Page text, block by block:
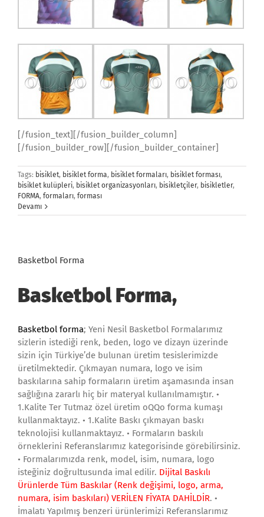
[/fusion_text][/fusion_builder_column]
[/fusion_builder_row][/fusion_builder_container]
Tags: bisiklet, bisiklet forma, bisiklet formaları, bisiklet forması,
bisiklet kulüpleri, bisiklet organizasyonları, bisikletçiler, bisikletler,
FORMA, formaları, forması
Devamı
Basketbol Forma
Basketbol Forma,
Basketbol forma; Yeni Nesil Basketbol Formalarımız
sizlerin istediği renk, beden, logo ve dizayn üzerinde
sizin için Türkiye’de bulunan üretim tesislerimizde
üretilmektedir. Çıkmayan numara, logo ve isim
baskılarına sahip formaların üretim aşamasında insan
sağlığına zararlı hiç bir materyal kullanılmamıştır. •
1.Kalite Ter Tutmaz özel üretim oQQo forma kumaşı
kullanmaktayız. • 1.Kalite Baskı çıkmayan baskı
teknolojisi kullanmaktayız. • Formaların baskılı
örneklerini Referanslarımız kategorisinde görebilirsiniz.
• Formalarımızda renk, model, isim, numara, logo
isteğiniz doğrultusunda imal edilir. Dijital Baskılı
Ürünlerde Tüm Baskılar (Renk değişimi, logo, arma,
numara, isim baskıları) VERİLEN FİYATA DAHİLDİR. •
İmalatı Yapılmış benzeri ürünlerimizi Referanslarımız